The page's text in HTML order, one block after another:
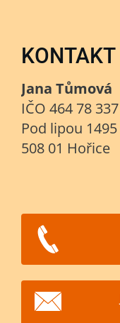
KONTAKT
Jana Tůmová
IČO 464 78 337
Pod lipou 1495
508 01 Hořice